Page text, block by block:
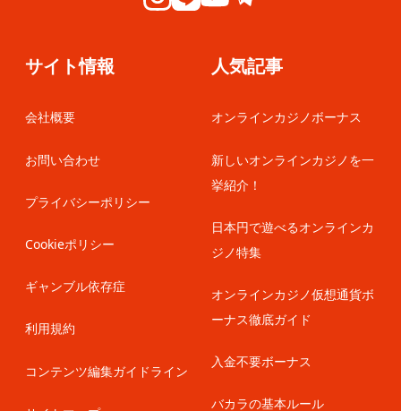
サイト情報
会社概要
お問い合わせ
プライバシーポリシー
Cookieポリシー
ギャンブル依存症
利用規約
コンテンツ編集ガイドライン
人気記事
オンラインカジノボーナス
新しいオンラインカジノを一
挙紹介！
日本円で遊べるオンラインカ
ジノ特集
オンラインカジノ仮想通貨ボ
ーナス徹底ガイド
入金不要ボーナス
バカラの基本ルール